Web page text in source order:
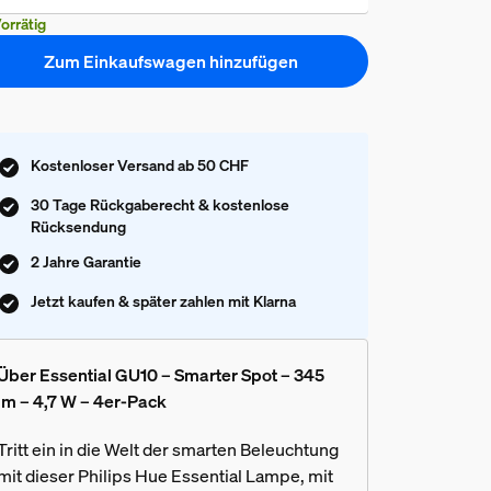
Zum Einkaufswagen hinzufügen
Kostenloser Versand ab 50 CHF
30 Tage Rückgaberecht & kostenlose
Rücksendung
2 Jahre Garantie
Jetzt kaufen & später zahlen mit Klarna
Essential GU10 – Smarter Spot – 345
– 4,7 W – 4er-Pack
ein in die Welt der smarten Beleuchtung
dieser Philips Hue Essential Lampe, mit